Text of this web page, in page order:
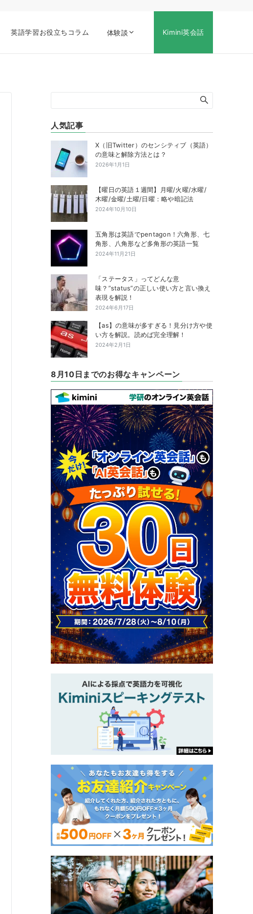
英語学習お役立ちコラム 体験談 Kimini英会話
人気記事
X（旧Twitter）のセンシティブ（英語）
の意味と解除方法とは？
2026年1月1日
【曜日の英語１週間】月曜/火曜/水曜/
木曜/金曜/土曜/日曜：略や暗記法
2024年10月10日
五角形は英語でpentagon！六角形、七
角形、八角形など多角形の英語一覧
2024年11月21日
「ステータス」ってどんな意
味？”status”の正しい使い方と言い換え
表現を解説！
2024年6月17日
【as】の意味が多すぎる！見分け方や使
い方を解説。読めば完全理解！
2024年2月1日
8月10日までのお得なキャンペーン